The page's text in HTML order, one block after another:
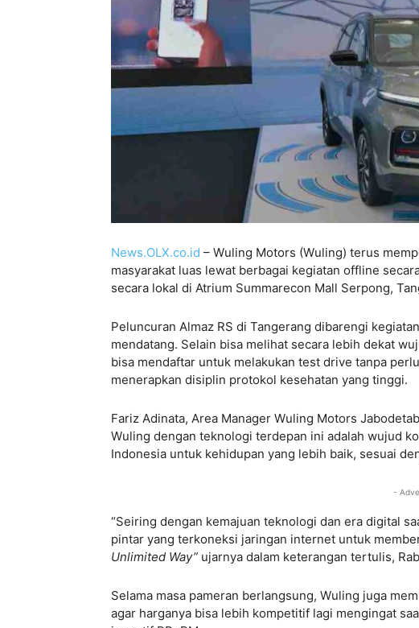
News.OLX.co.id – Wuling Motors (Wuling) terus
masyarakat luas lewat berbagai kegiatan offline
secara lokal di Atrium Summarecon Mall Serpong,
Peluncuran Almaz RS di Tangerang dibarengi
mendatang. Selain bisa melihat secara lebih dekat
bisa mendaftar untuk melakukan test drive tanpa
menerapkan disiplin protokol kesehatan yang tinggi.
Fariz Adinata, Area Manager Wuling Motors
Wuling dengan teknologi terdepan ini adalah wujud
Indonesia untuk kehidupan yang lebih baik, sesuai
-
“Seiring dengan kemajuan teknologi dan era digital
pintar yang terkoneksi jaringan internet untuk
Unlimited Way” ujarnya dalam keterangan tertulis,
Selama masa pameran berlangsung, Wuling juga
agar harganya bisa lebih kompetitif lagi mengingat